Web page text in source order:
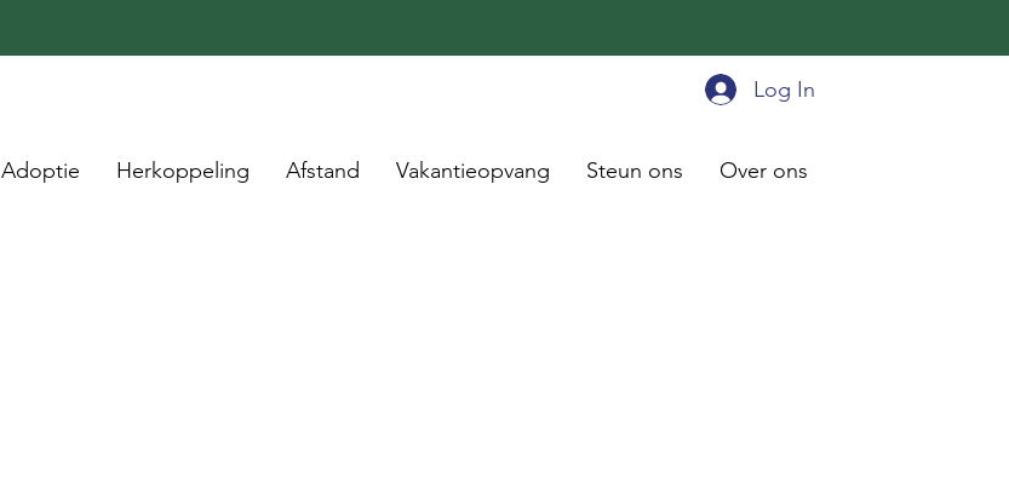
Log In
Adoptie Herkoppeling Afstand Vakantieopvang Steun ons Over ons